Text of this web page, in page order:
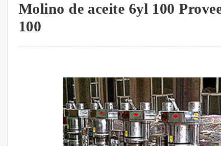
Molino de aceite 6yl 100
100